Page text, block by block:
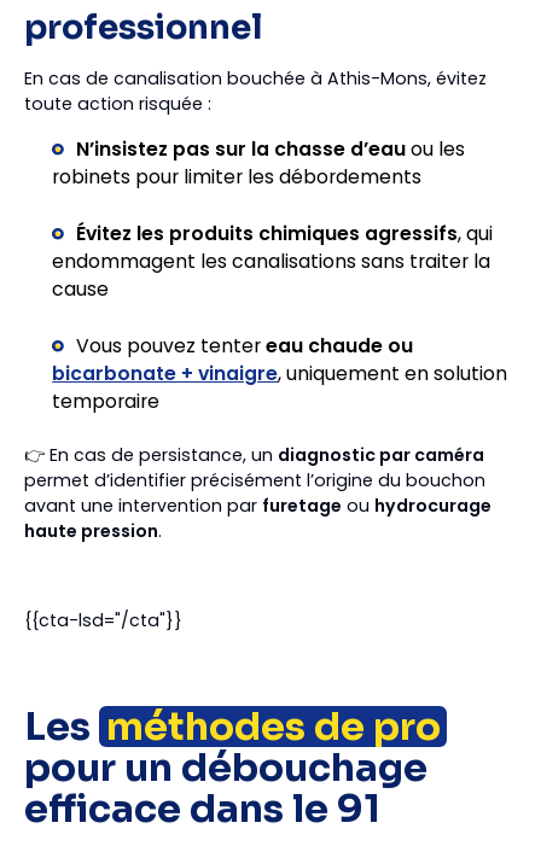
professionnel
En cas de canalisation bouchée à Athis-Mons, évitez
toute action risquée :
N’insistez pas sur la chasse d’eauou les
robinets pour limiter les débordements
Évitez les produits chimiques agressifs, qui
endommagent les canalisations sans traiter la
cause
Vous pouvez tentereau chaude ou
bicarbonate + vinaigre, uniquement en solution
temporaire
👉 En cas de persistance, un diagnostic par caméra
permet d’identifier précisément l’origine du bouchon
avant une intervention par furetage ou hydrocurage
haute pression.
{{cta-lsd="/cta"}}
Les méthodes de pro
pour un débouchage
efficace dans le 91